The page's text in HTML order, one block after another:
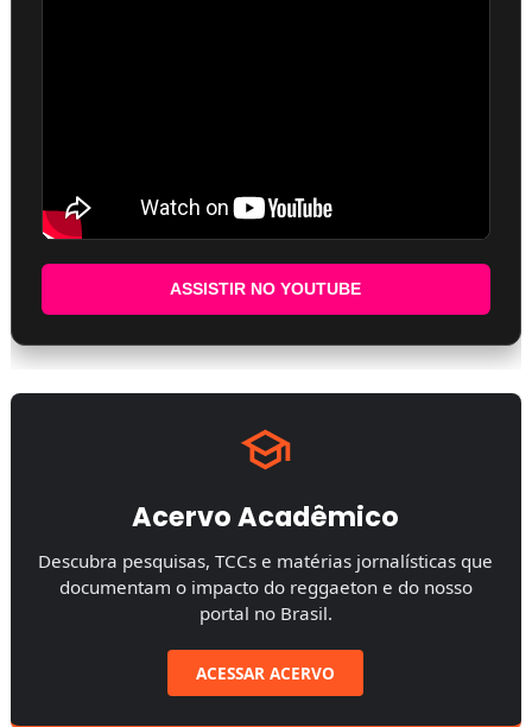
ASSISTIR NO YOUTUBE
Acervo Acadêmico
Descubra pesquisas, TCCs e matérias jornalísticas que
documentam o impacto do reggaeton e do nosso
portal no Brasil.
ACESSAR ACERVO